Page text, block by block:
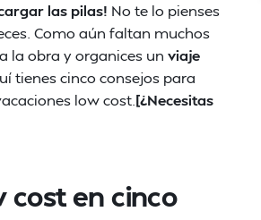
las pilas! No te lo pienses
Como aún faltan muchos
la obra y organices un viaje
tienes cinco consejos para
low cost. [¿Necesitas
cost en cinco